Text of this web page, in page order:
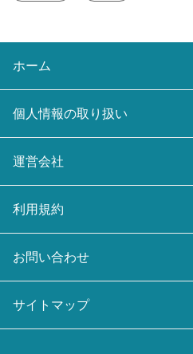
ホーム
個人情報の取り扱い
運営会社
利用規約
お問い合わせ
サイトマップ